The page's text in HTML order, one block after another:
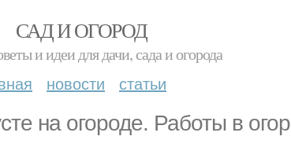
САД И ОГОРОД
и идеи для дачи, сада и огорода
новости статьи
на огороде. Работы в